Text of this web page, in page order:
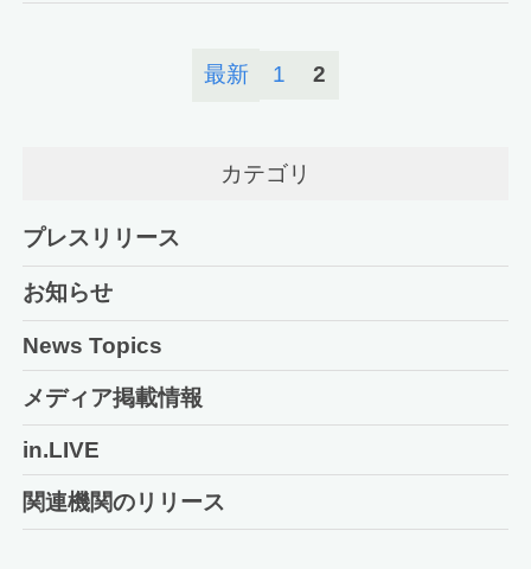
最新 1 2
カテゴリ
プレスリリース
お知らせ
News Topics
メディア掲載情報
in.LIVE
関連機関のリリース